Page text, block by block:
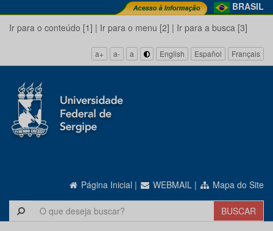
BRASIL
Ir para o conteúdo [1] | Ir para o menu [2] | Ir para a busca [3]
a+ a- a English Español Français
Página Inicial | WEBMAIL | Mapa do Site